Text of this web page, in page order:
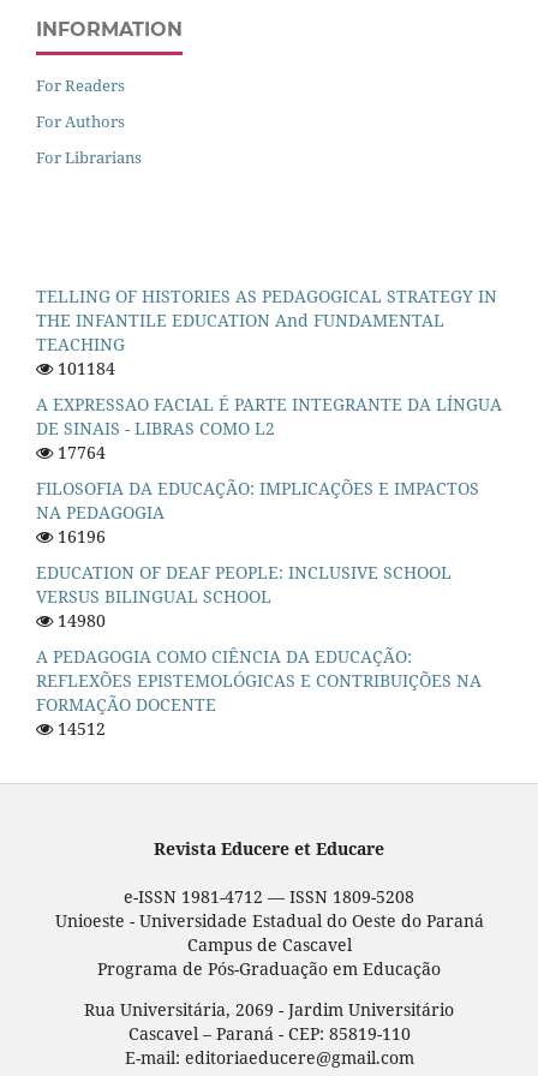
INFORMATION
For Readers
For Authors
For Librarians
TELLING OF HISTORIES AS PEDAGOGICAL STRATEGY IN
THE INFANTILE EDUCATION And FUNDAMENTAL
TEACHING
101184
A EXPRESSAO FACIAL É PARTE INTEGRANTE DA LÍNGUA
DE SINAIS - LIBRAS COMO L2
17764
FILOSOFIA DA EDUCAÇÃO: IMPLICAÇÕES E IMPACTOS
NA PEDAGOGIA
16196
EDUCATION OF DEAF PEOPLE: INCLUSIVE SCHOOL
VERSUS BILINGUAL SCHOOL
14980
A PEDAGOGIA COMO CIÊNCIA DA EDUCAÇÃO:
REFLEXÕES EPISTEMOLÓGICAS E CONTRIBUIÇÕES NA
FORMAÇÃO DOCENTE
14512
Revista Educere et Educare
e-ISSN 1981-4712 — ISSN 1809-5208
Unioeste - Universidade Estadual do Oeste do Paraná
Campus de Cascavel
Programa de Pós-Graduação em Educação
Rua Universitária, 2069 - Jardim Universitário
Cascavel – Paraná - CEP: 85819-110
E-mail: editoriaeducere@gmail.com